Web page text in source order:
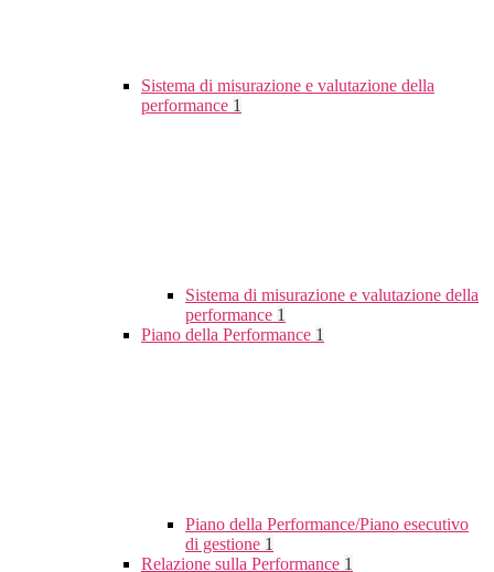
Sistema di misurazione e valutazione della
performance 1
Sistema di misurazione e valutazione della
performance 1
Piano della Performance 1
Piano della Performance/Piano esecutivo
di gestione 1
Relazione sulla Performance 1